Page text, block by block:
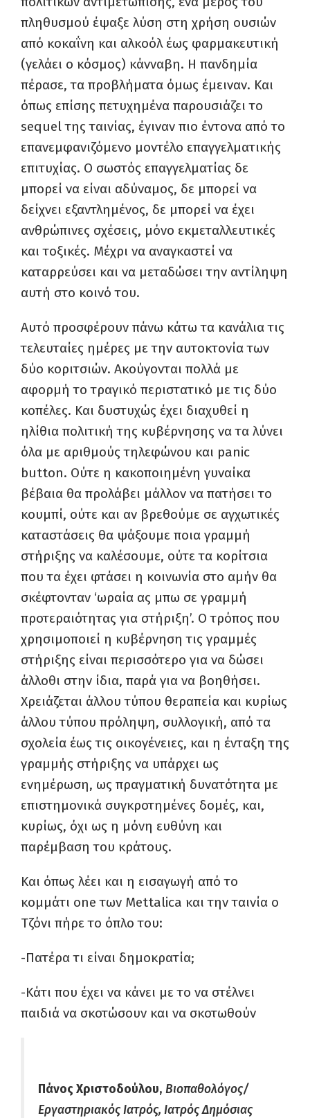
πληθυσμού έψαξε λύση στη χρήση ουσιών
από κοκαΐνη και αλκοόλ έως φαρμακευτική
(γελάει ο κόσμος) κάνναβη. Η πανδημία
πέρασε, τα προβλήματα όμως έμειναν. Και
όπως επίσης πετυχημένα παρουσιάζει το
sequel της ταινίας, έγιναν πιο έντονα από το
επανεμφανιζόμενο μοντέλο επαγγελματικής
επιτυχίας. Ο σωστός επαγγελματίας δε
μπορεί να είναι αδύναμος, δε μπορεί να
δείχνει εξαντλημένος, δε μπορεί να έχει
ανθρώπινες σχέσεις, μόνο εκμεταλλευτικές
και τοξικές. Μέχρι να αναγκαστεί να
καταρρεύσει και να μεταδώσει την αντίληψη
αυτή στο κοινό του.
Αυτό προσφέρουν πάνω κάτω τα κανάλια τις
τελευταίες ημέρες με την αυτοκτονία των
δύο κοριτσιών. Ακούγονται πολλά με
αφορμή το τραγικό περιστατικό με τις δύο
κοπέλες. Και δυστυχώς έχει διαχυθεί η
ηλίθια πολιτική της κυβέρνησης να τα λύνει
όλα με αριθμούς τηλεφώνου και panic
button. Ούτε η κακοποιημένη γυναίκα
βέβαια θα προλάβει μάλλον να πατήσει το
κουμπί, ούτε και αν βρεθούμε σε αγχωτικές
καταστάσεις θα ψάξουμε ποια γραμμή
στήριξης να καλέσουμε, ούτε τα κορίτσια
που τα έχει φτάσει η κοινωνία στο αμήν θα
σκέφτονταν ‘ωραία ας μπω σε γραμμή
προτεραιότητας για στήριξη’. Ο τρόπος που
χρησιμοποιεί η κυβέρνηση τις γραμμές
στήριξης είναι περισσότερο για να δώσει
άλλοθι στην ίδια, παρά για να βοηθήσει.
Χρειάζεται άλλου τύπου θεραπεία και κυρίως
άλλου τύπου πρόληψη, συλλογική, από τα
σχολεία έως τις οικογένειες, και η ένταξη της
γραμμής στήριξης να υπάρχει ως
ενημέρωση, ως πραγματική δυνατότητα με
επιστημονικά συγκροτημένες δομές, και,
κυρίως, όχι ως η μόνη ευθύνη και
παρέμβαση του κράτους.
Και όπως λέει και η εισαγωγή από το
κομμάτι one των Mettalica και την ταινία ο
Τζόνι πήρε το όπλο του:
-Πατέρα τι είναι δημοκρατία;
-Κάτι που έχει να κάνει με το να στέλνει
παιδιά να σκοτώσουν και να σκοτωθούν
Πάνος Χριστοδούλου, Βιοπαθολόγος/
Εργαστηριακός Ιατρός, Ιατρός Δημόσιας